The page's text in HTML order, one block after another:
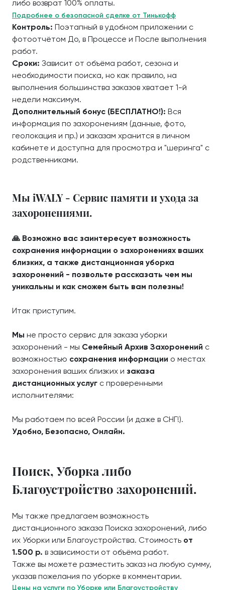
либо возврат 100% оплаты.
Подробнее о безопасной сделке от Тинькофф
Контроль: Поэтапный в удобном приложении с
фотоотчётом До, в Процессе и После выполнения
работ.
Сроки: Зависит от объёма работ, сезона и
необходимости поиска, но как правило, на
выполнения большинства заказов хватает 1-й
недели максимум.
Дополнительный бонус (БЕСПЛАТНО!): Вся
информация по захоронениям (данные, фото,
геолокация и пр.) и заказам хранится в личном
кабинете и доступна для просмотра и "шеринга" с
родственниками.
Мы iWALY - Сервис памяти и ухода за
захоронениями.
🙏 Возможно вас заинтересует возможность
сохранения информации о захоронениях ваших
близких, а также дистанционная уборка
захоронений - позвольте рассказать чем мы
уникальны и как сможем быть вам полезны!
Итак приступим.
Мы не просто сервис для заказа уборки
захоронений - мы Семейный Архив Захоронений с
возможностью сохранения информации о местах
захоронения ваших близких и заказа
дистанционных услуг с проверенными
исполнителями:
Мы работаем по всей России (и даже в СНГ!).
Удобно, Безопасно, Онлайн.
Поиск, Уборка либо
Благоустройство захоронений.
Мы также предлагаем возможность
дистанционного заказа Поиска захоронений, либо
их Уборки или Благоустройства. Стоимость от
1.500 р. в зависимости от объёма работ.
Также вы можете разместить заказ на любую сумму,
указав пожелания по уборке в комментарии.
Цены на услуги по Уборке или Благоустройству